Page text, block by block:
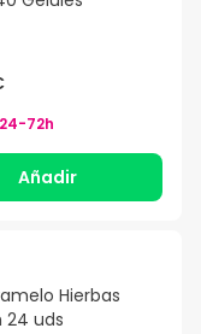
24-72h
Añadir
Hierbas
24 uds